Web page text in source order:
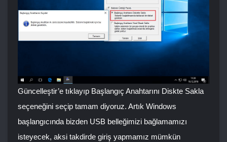
Güncelleştir’e tıklayıp Başlangıç Anahtarını Diskte Sakla
seçeneğini seçip tamam diyoruz. Artık Windows
başlangıcında bizden USB belleğimizi bağlamamızı
isteyecek, aksi takdirde giriş yapmamız mümkün